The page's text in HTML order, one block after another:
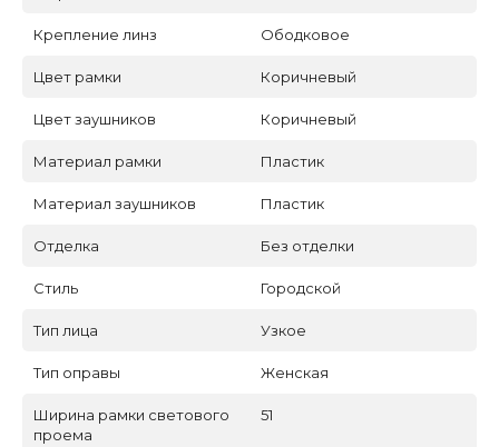
Крепление линз Ободковое
Цвет рамки Коричневый
Цвет заушников Коричневый
Материал рамки Пластик
Материал заушников Пластик
Отделка Без отделки
Стиль Городской
Тип лица Узкое
Тип оправы Женская
Ширина рамки светового
проема
51